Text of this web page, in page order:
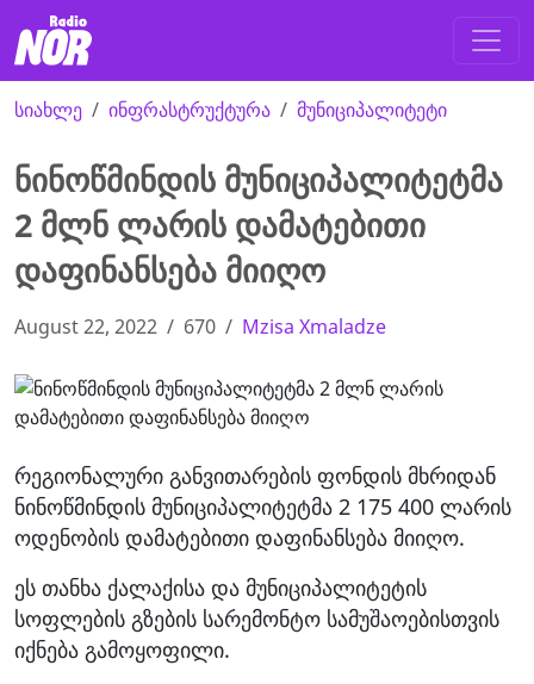
სიახლე ინფრასტრუქტურა მუნიციპალიტეტი
ნინოწმინდის მუნიციპალიტეტმა
2 მლნ ლარის დამატებითი
დაფინანსება მიიღო
August 22, 2022 670 Mzisa Xmaladze
რეგიონალური განვითარების ფონდის მხრიდან
ნინოწმინდის მუნიციპალიტეტმა 2 175 400 ლარის
ოდენობის დამატებითი დაფინანსება მიიღო.
ეს თანხა ქალაქისა და მუნიციპალიტეტის
სოფლების გზების სარემონტო სამუშაოებისთვის
იქნება გამოყოფილი.